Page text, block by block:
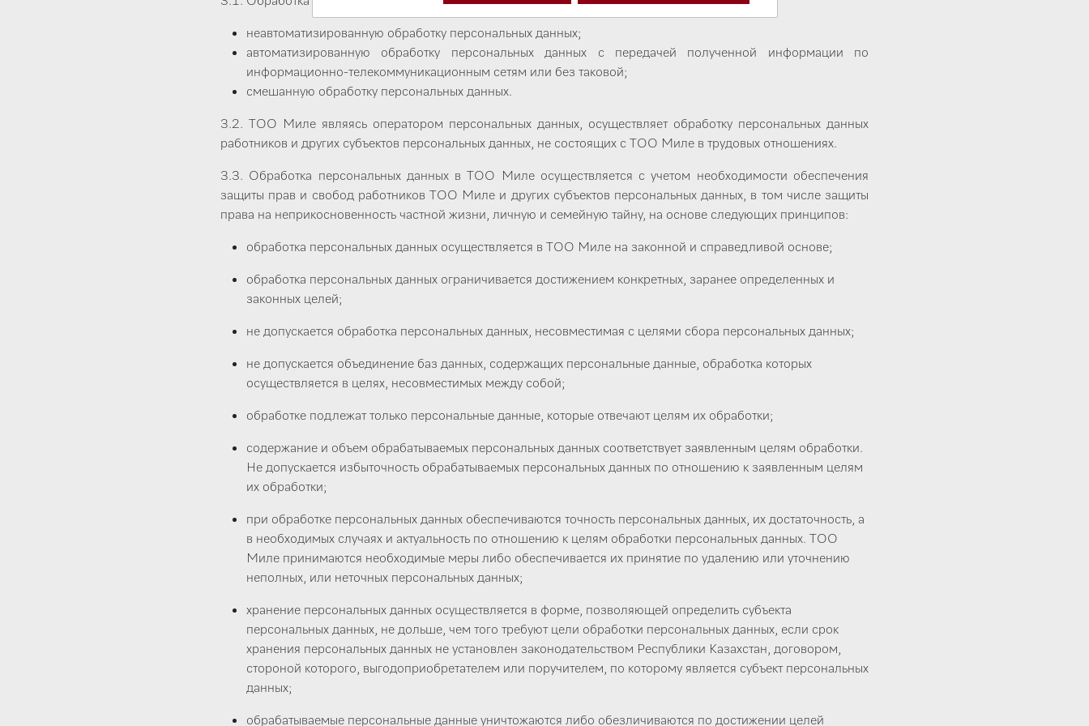
неавтоматизированную обработку персональных данных;
автоматизированную обработку персональных данных с передачей полученной информации по
информационно-телекоммуникационным сетям или без таковой;
смешанную обработку персональных данных.
3.2. ТОО Миле являясь оператором персональных данных, осуществляет обработку персональных данных
работников и других субъектов персональных данных, не состоящих с ТОО Миле в трудовых отношениях.
3.3. Обработка персональных данных в ТОО Миле осуществляется с учетом необходимости обеспечения
защиты прав и свобод работников ТОО Миле и других субъектов персональных данных, в том числе защиты
права на неприкосновенность частной жизни, личную и семейную тайну, на основе следующих принципов:
обработка персональных данных осуществляется в ТОО Миле на законной и справедливой основе;
обработка персональных данных ограничивается достижением конкретных, заранее определенных и
законных целей;
не допускается обработка персональных данных, несовместимая с целями сбора персональных данных;
не допускается объединение баз данных, содержащих персональные данные, обработка которых
осуществляется в целях, несовместимых между собой;
обработке подлежат только персональные данные, которые отвечают целям их обработки;
содержание и объем обрабатываемых персональных данных соответствует заявленным целям обработки.
Не допускается избыточность обрабатываемых персональных данных по отношению к заявленным целям
их обработки;
при обработке персональных данных обеспечиваются точность персональных данных, их достаточность, а
в необходимых случаях и актуальность по отношению к целям обработки персональных данных. ТОО
Миле принимаются необходимые меры либо обеспечивается их принятие по удалению или уточнению
неполных, или неточных персональных данных;
хранение персональных данных осуществляется в форме, позволяющей определить субъекта
персональных данных, не дольше, чем того требуют цели обработки персональных данных, если срок
хранения персональных данных не установлен законодательством Республики Казахстан, договором,
стороной которого, выгодоприобретателем или поручителем, по которому является субъект персональных
данных;
обрабатываемые персональные данные уничтожаются либо обезличиваются по достижении целей